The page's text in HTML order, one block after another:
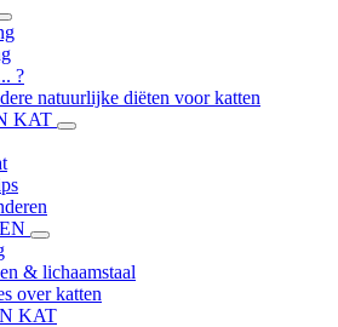
?
natuurlijke diëten voor katten
KAT
& lichaamstaal
over katten
KAT